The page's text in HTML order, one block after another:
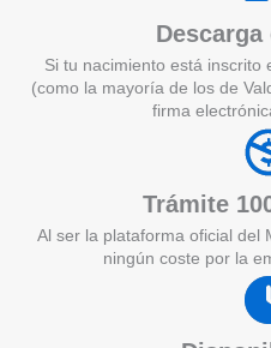
Si tu nacimiento está inscrito
(como la mayoría de los de
firma
Trámite
Al ser la plataforma oficial del
ningún coste por la